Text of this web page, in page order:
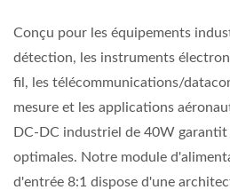
Conçu pour les équipements
détection, les instruments
fil, les télécommunications/
mesure et les applications
DC-DC industriel de 40W
optimales. Notre module
d'entrée 8:1 dispose d'une